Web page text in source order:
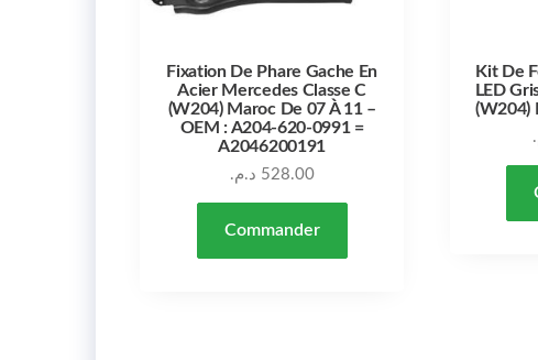
Fixation De Phare Gache En
Acier Mercedes Classe C
(W204) Maroc De 07 À 11 –
OEM : A204-620-0991 =
A2046200191
528.00 د.م.
Commander
Kit De
LED
(W204)